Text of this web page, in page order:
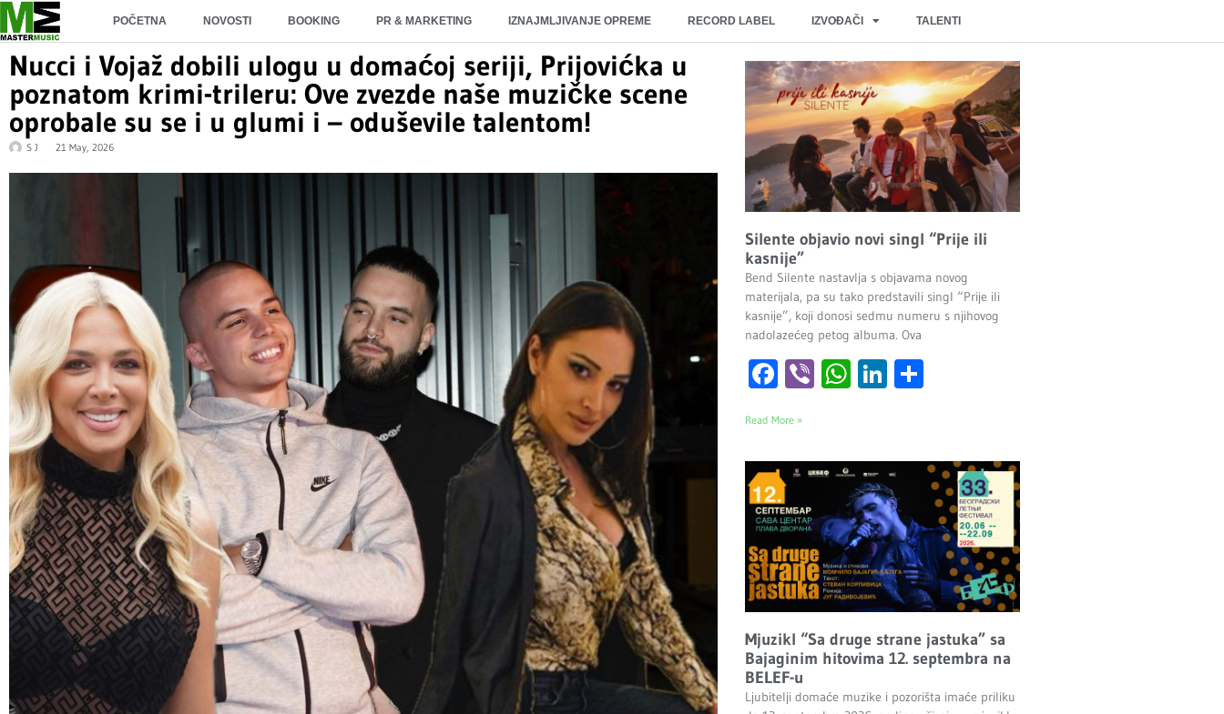
POČETNA NOVOSTI BOOKING PR & MARKETING IZNAJMLJIVANJE OPREME RECORD LABEL IZVOĐAČI TALENTI
Nucci i Vojaž dobili ulogu u domaćoj seriji, Prijovićka u
poznatom krimi-trileru: Ove zvezde naše muzičke scene
oprobale su se i u glumi i – oduševile talentom!
S J 21 May, 2026
Silente objavio novi singl “Prije ili
kasnije”
Bend Silente nastavlja s objavama novog
materijala, pa su tako predstavili singl “Prije ili
kasnije”, koji donosi sedmu numeru s njihovog
nadolazećeg petog albuma. Ova
Facebook
ViberWhatsApp
LinkedIn
Read More »
Mjuzikl “Sa druge strane jastuka” sa
Bajaginim hitovima 12. septembra na
BELEF-u
Ljubitelji domaće muzike i pozorišta imaće priliku